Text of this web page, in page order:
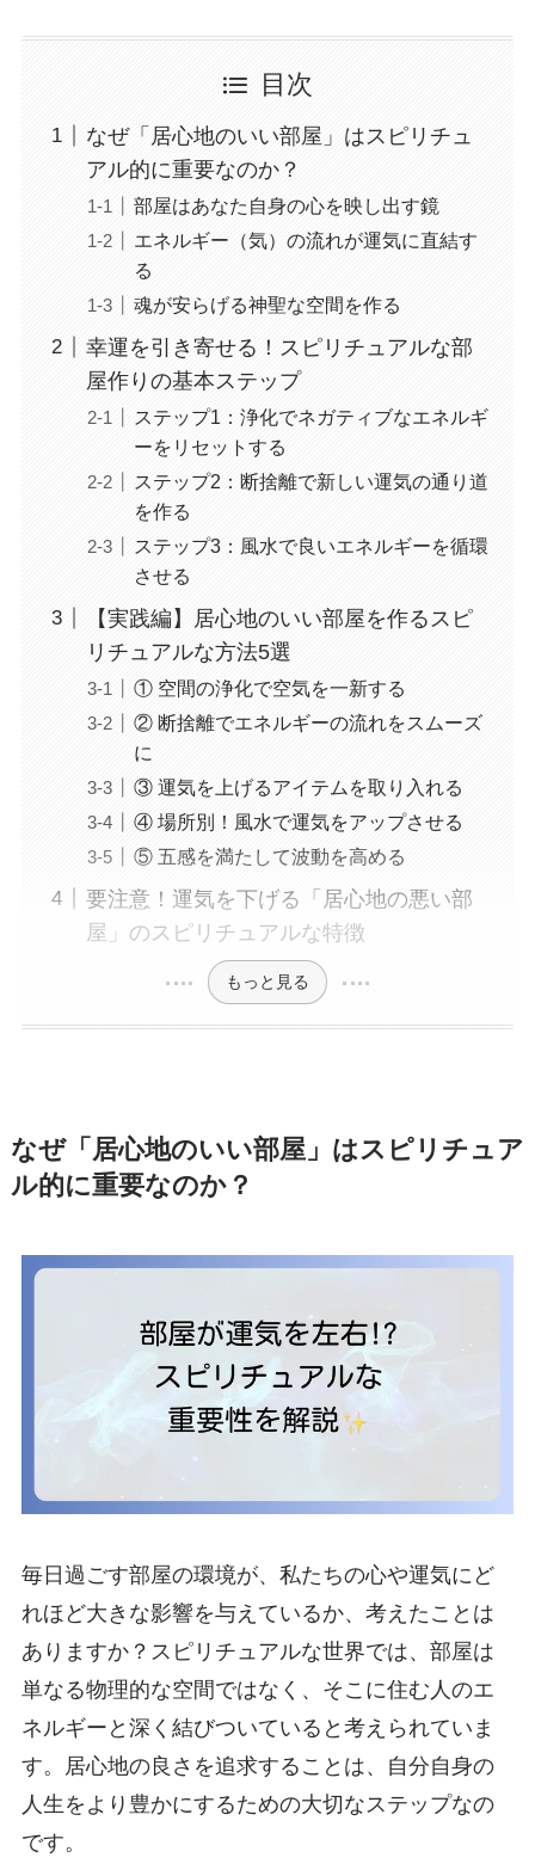
目次
なぜ「居心地のいい部屋」はスピリチュ
アル的に重要なのか？
部屋はあなた自身の心を映し出す鏡
エネルギー（気）の流れが運気に直結す
る
魂が安らげる神聖な空間を作る
幸運を引き寄せる！スピリチュアルな部
屋作りの基本ステップ
ステップ1：浄化でネガティブなエネルギ
ーをリセットする
ステップ2：断捨離で新しい運気の通り道
を作る
ステップ3：風水で良いエネルギーを循環
させる
【実践編】居心地のいい部屋を作るスピ
リチュアルな方法5選
① 空間の浄化で空気を一新する
② 断捨離でエネルギーの流れをスムーズ
に
③ 運気を上げるアイテムを取り入れる
④ 場所別！風水で運気をアップさせる
⑤ 五感を満たして波動を高める
要注意！運気を下げる「居心地の悪い部
屋」のスピリチュアルな特徴
もっと見る
なぜ「居心地のいい部屋」はスピリチュア
ル的に重要なのか？
毎日過ごす部屋の環境が、私たちの心や運気にど
れほど大きな影響を与えているか、考えたことは
ありますか？スピリチュアルな世界では、部屋は
単なる物理的な空間ではなく、そこに住む人のエ
ネルギーと深く結びついていると考えられていま
す。居心地の良さを追求することは、自分自身の
人生をより豊かにするための大切なステップなの
です。